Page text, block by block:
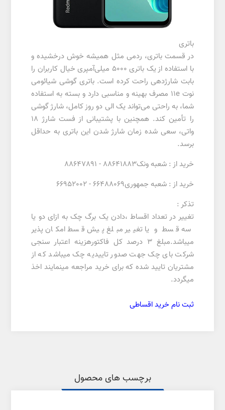
باتری
در قسمت باتری، ردمی مثل همیشه خوش درخشیده و
با استفاده از یک باتری 5000 میلی‌آمپری خیال کاربران را
بابت شارژدهی راحت کرده است. باتری گوشی شیائومی
نوت 11e مصرف بهینه و مناسبی دارد و بسته به استفاده
شما، به راحتی می‌تواند یک الی دو روز کامل، شارژ گوشی
را تأمین کند. همچنین با پشتیبانی از فست شارژ 18
واتی، سعی شده زمان شارژ شدن این باتری به حداقل
برسد.
خرید از : شعبه ونک88641883 - 88647891
خرید از : شعبه جمهوری66488069 - 66952002
تذکر :
تغییر در تعداد اقساط ،دادن یک برگ چک به ازای دو یا
سه قسط و یا تغییر مبلغ پیش قسط امکان پذیر
میباشد.مبلغ 3 درصد کل فاکتورهزینه اعتبار سنجی
شرکت بای چک جهت صدور تاییدیه چک میباشد که از
مشتریان تایید شده که برای خرید مراجعه مینمایند اخذ
میگردد.
ثبت نام خرید اقساطی
برچسب های محصول